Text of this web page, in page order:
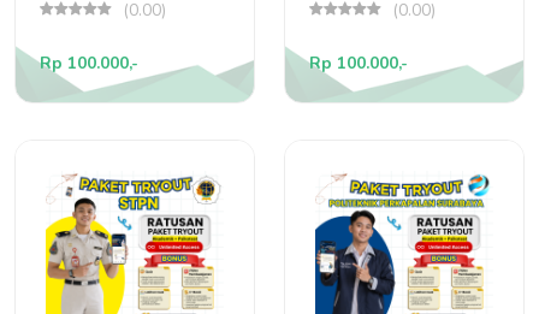
(0.00)
Rp 100.000,-
(0.00)
Rp 100.000,-